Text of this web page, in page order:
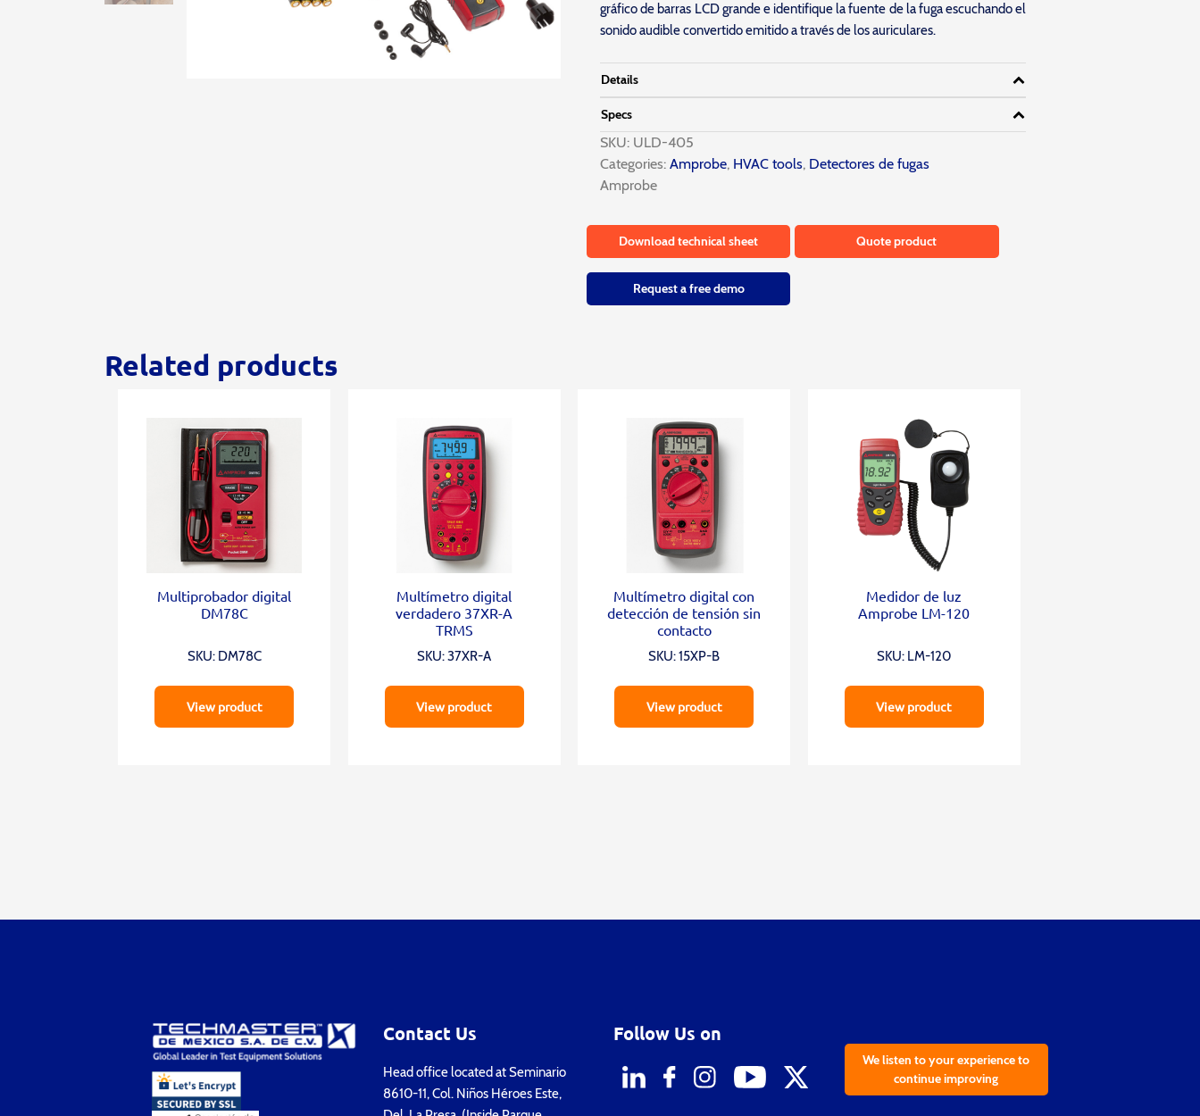
gráfico de barras LCD grande e identifique la fuente de la fuga escuchando el
sonido audible convertido emitido a través de los auriculares.
Details
Specs
SKU: ULD-405
Categories:Amprobe, HVAC tools, Detectores de fugas
Amprobe
Download technical sheet Quote product
Request a free demo
Related products
Multiprobador digital
DM78C
SKU: DM78C
View product
Multímetro digital
verdadero 37XR-A
TRMS
SKU: 37XR-A
View product
Multímetro digital con
detección de tensión sin
contacto
SKU: 15XP-B
View product
Medidor de luz
Amprobe LM-120
SKU: LM-120
View product
Contact Us
Head office located at Seminario
8610-11, Col. Niños Héroes Este,
Follow Us on
We listen to your experience to
continue improving